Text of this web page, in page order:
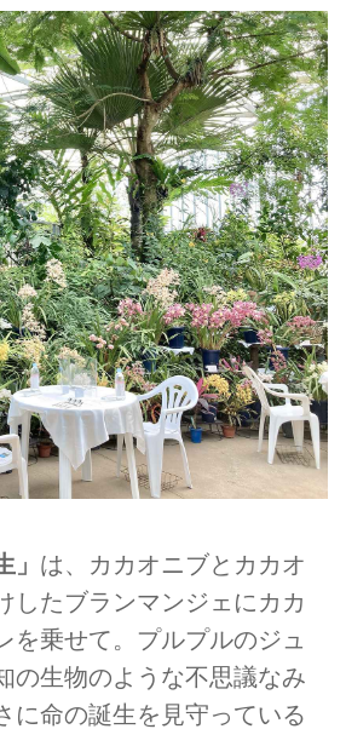
」 は、カカオニブとカカオ
したブランマンジェにカカ
を乗せて。プルプルのジュ
の生物のような不思議なみ
に命の誕生を見守っている